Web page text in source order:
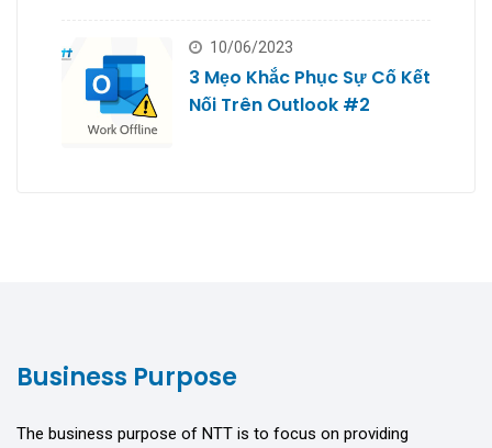
10/06/2023
3 Mẹo Khắc Phục Sự Cố Kết
Nối Trên Outlook #2
Business Purpose
The business purpose of NTT is to focus on providing